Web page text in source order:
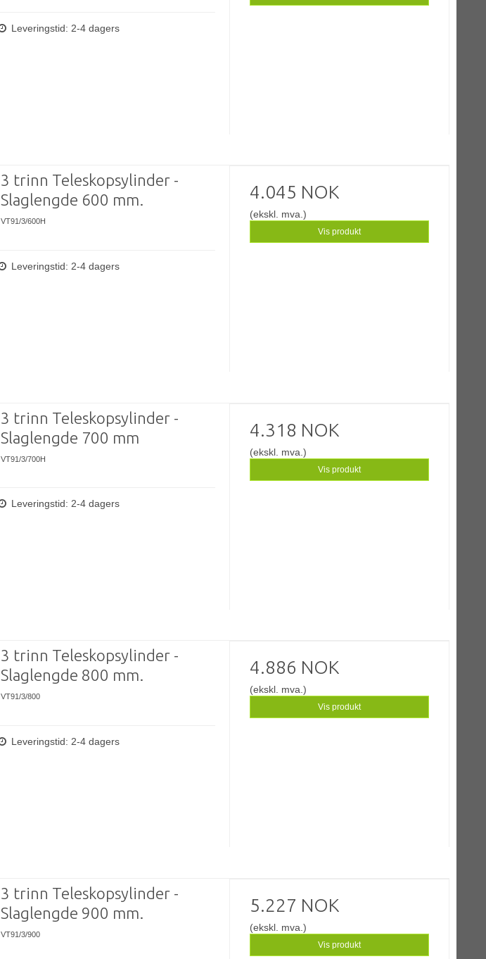
Leveringstid: 2-4 dagers
3 trinn Teleskopsylinder -
Slaglengde 600 mm.
VT91/3/600H
Leveringstid: 2-4 dagers
4.045 NOK
(ekskl. mva.)
Vis produkt
3 trinn Teleskopsylinder -
Slaglengde 700 mm
VT91/3/700H
Leveringstid: 2-4 dagers
4.318 NOK
(ekskl. mva.)
Vis produkt
3 trinn Teleskopsylinder -
Slaglengde 800 mm.
VT91/3/800
Leveringstid: 2-4 dagers
4.886 NOK
(ekskl. mva.)
Vis produkt
3 trinn Teleskopsylinder -
Slaglengde 900 mm.
VT91/3/900
5.227 NOK
(ekskl. mva.)
Vis produkt